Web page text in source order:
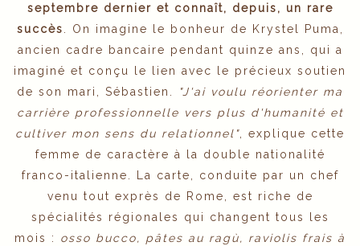
septembre dernier et connaît, depuis, un rare
succès. On imagine le bonheur de Krystel Puma,
ancien cadre bancaire pendant quinze ans, qui a
imaginé et conçu le lien avec le précieux soutien
de son mari, Sébastien.
"J'ai voulu réorienter ma
carrière professionnelle vers plus d'humanité et
cultiver mon sens du relationnel", explique cette
femme de caractère à la double nationalité
franco-italienne. La carte, conduite par un chef
venu tout exprès de Rome, est riche de
spécialités régionales qui changent tous les
mois : osso bucco, pâtes au ragù, raviolis frais à